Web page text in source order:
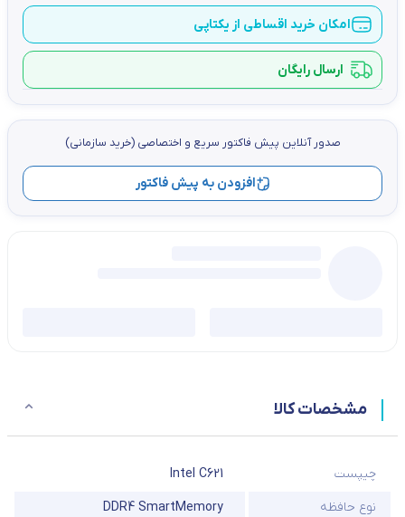
امکان خرید اقساطی از یکتاپی
ارسال رایگان
صدور آنلاین پيش فاكتور سریع و اختصاصي (خرید سازمانی)
افزودن به پیش فاکتور
مشخصات کالا
چیپست
Intel C621
نوع حافظه
DDR4 SmartMemory